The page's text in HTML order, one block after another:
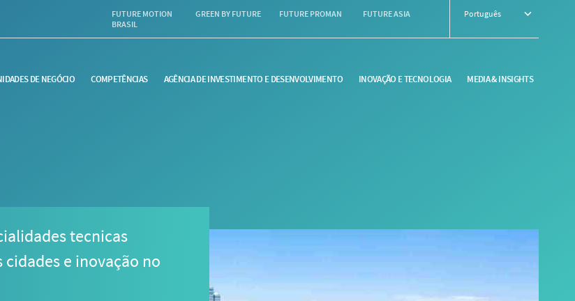
DE NEGÓCIO COMPETÊNCIAS AGÊNCIA DE INVESTIMENTO E DESENVOLVIMENTO INOVAÇÃO E TECNOLOGIA MEDIA & INSIGHTS
FUTURE MOTION
BRASIL
GREEN BY FUTURE FUTURE PROMAN FUTURE ASIA Português
tecnicas
e inovação no